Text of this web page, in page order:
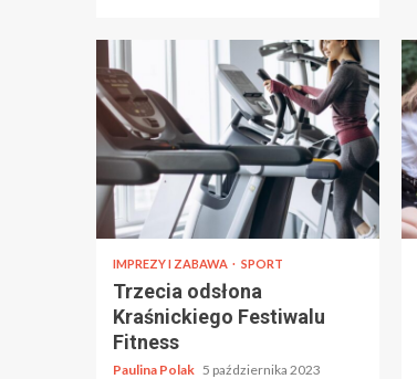
IMPREZY I ZABAWA SPORT
Trzecia odsłona
Kraśnickiego Festiwalu
Fitness
Paulina Polak 5 października 2023